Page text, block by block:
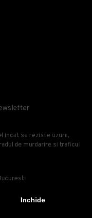
Inchide
incat sa reziste uzurii,
de murdarire si traficul